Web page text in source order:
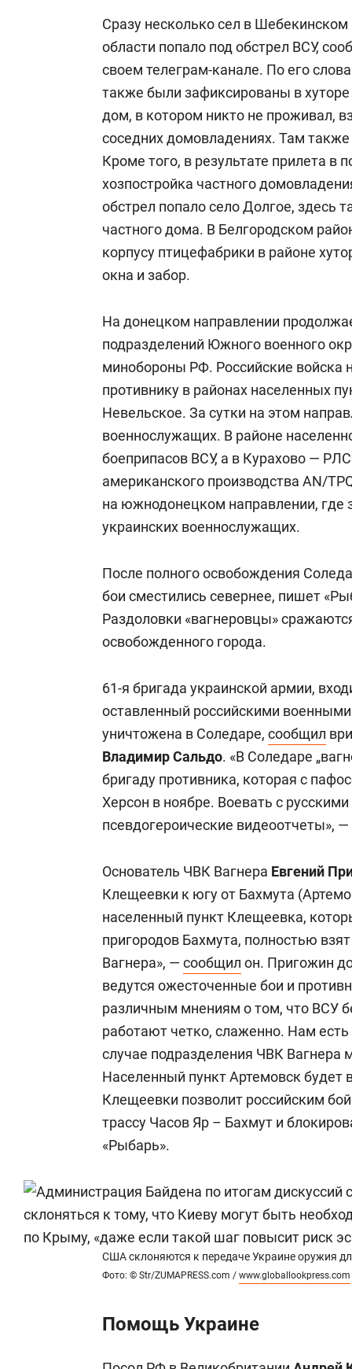
Сразу несколько сел в
области попало под обстрел ВСУ,
своем телеграм-канале. По его
также были зафиксированы в
дом, в котором никто не проживал,
соседних домовладениях. Там
Кроме того, в результате прилета в
хозпостройка частного
обстрел попало село Долгое, здесь
частного дома. В Белгородском
корпусу птицефабрики в районе
окна и забор.
На донецком направлении
подразделений Южного военного
минобороны РФ. Российские войска
противнику в районах населенных
Невельское. За сутки на этом
военнослужащих. В районе
боеприпасов ВСУ, а в Курахово —
американского производства AN/
на южнодонецком направлении, где
украинских военнослужащих.
После полного освобождения
бои сместились севернее, пишет
Раздоловки «вагнеровцы»
освобожденного города.
61-я бригада украинской армии,
оставленный российскими
уничтожена в Соледаре, сообщил
Владимир Сальдо. «В Соледаре
бригаду противника, которая с
Херсон в ноябре. Воевать с
псевдогероические видеоотчеты», —
Основатель ЧВК Вагнера Евгений
Клещеевки к югу от Бахмута
населенный пункт Клещеевка,
пригородов Бахмута, полностью
Вагнера», — сообщил он. Пригожин
ведутся ожесточенные бои и
различным мнениям о том, что ВСУ
работают четко, слаженно. Нам
случае подразделения ЧВК Вагнера
Населенный пункт Артемовск будет
Клещеевки позволит российским
трассу Часов Яр – Бахмут и
«Рыбарь».
США склоняются к передаче Украине оружия
Фото: © Str/ZUMAPRESS.com / www.globallookpress.com
Помощь Украине